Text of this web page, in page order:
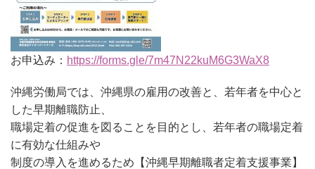
お申込み： https://forms.gle/7m47N22kuM6G3WaX8
沖縄労働局では、沖縄県の雇用の改善と、若年者を中心と
した早期離職防止、
職場定着の促進を図ることを目的とし、若年者の職場定着
に有効な仕組みや
制度の導入を進めるため【沖縄早期離職者定着支援事業】